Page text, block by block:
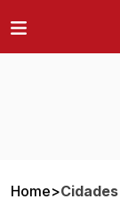
Home>Cidades